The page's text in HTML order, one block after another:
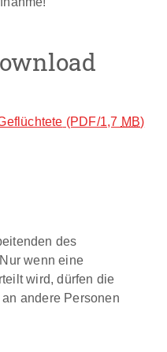
(PDF/1,7 MB)
des
wenn eine
wird, dürfen die
andere Personen